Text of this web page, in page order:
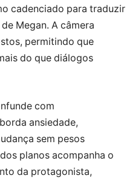
cadenciado para traduzir
Megan. A câmera
permitindo que
do que diálogos
com
ansiedade,
sem pesos
planos acompanha o
da protagonista,